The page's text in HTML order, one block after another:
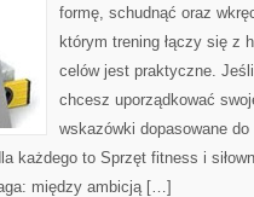
formę, schudnąć oraz
którym trening łączy się z
celów jest praktyczne.
chcesz uporządkować
wskazówki dopasowane
każdego to Sprzęt fitness i
między ambicją […]